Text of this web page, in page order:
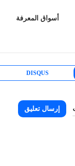
أسواق المعرفة
DISQUS
إرسال تعليق